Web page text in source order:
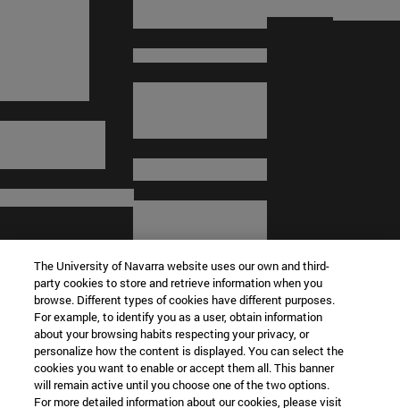
© Universidad de Navarra
Información legal
The University of Navarra website uses our own and third-
party cookies to store and retrieve information when you
browse. Different types of cookies have different purposes.
For example, to identify you as a user, obtain information
about your browsing habits respecting your privacy, or
personalize how the content is displayed. You can select the
cookies you want to enable or accept them all. This banner
will remain active until you choose one of the two options.
For more detailed information about our cookies, please visit